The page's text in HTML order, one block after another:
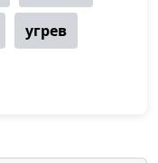
угрев